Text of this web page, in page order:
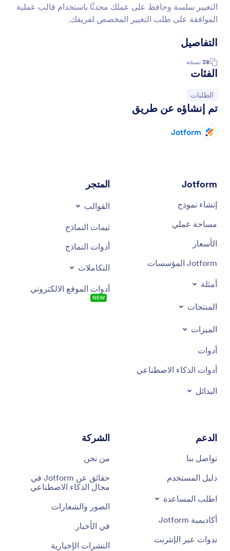
التغيير سلسة وحافظ على عملك محدثًا باستخدام قالب عملية
الموافقة على طلب التغيير المخصص لفريقك.
التفاصيل
38 نسخة
الفئات
انتقل إلى الفئة:
الطلبات
تم إنشاؤه عن طريق
Jotform
Jotform
إنشاء نموذج
مساحة عملي
الأسعار
Jotform المؤسسات
أمثلة
المنتجات
الميزات
أدوات
أدوات الذكاء الاصطناعي
البدائل
المتجر
القوالب
ثيمات النماذج
أدوات النماذج
التكاملات
أدوات الموقع الالكتروني
NEW
الدعم
تواصل بنا
دليل المستخدم
اطلب المساعدة
أكاديمية Jotform
ندوات عبر الإنترنت
الشركة
من نحن
حقائق عن Jotform في
مجال الذكاء الاصطناعي
الصور والشعارات
في الأخبار
النشرات الإخبارية